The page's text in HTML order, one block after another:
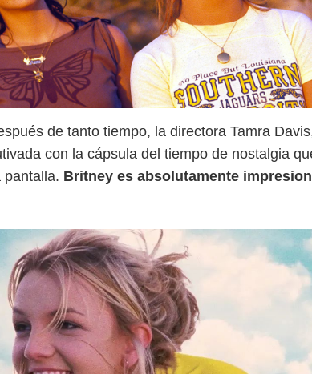
de tanto tiempo, la directora Tamra
con la cápsula del tiempo de nostalgia
pantalla. Britney es absolutamente